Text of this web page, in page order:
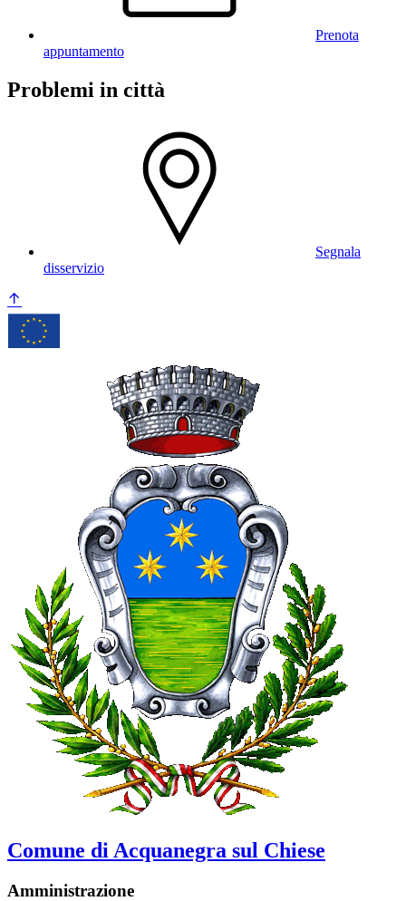
Prenota
appuntamento
Problemi in città
Segnala
disservizio
Comune di Acquanegra sul Chiese
Amministrazione